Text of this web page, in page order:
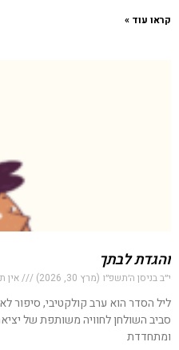
קראו עוד »
והגדת לבתך
י״ב בניסן ה׳תשפ״ו (מרץ 30, 2026) אין
ליל הסדר הוא ערב קולקטיבי,
סביב השולחן לחוויה משותפת של
ומתחדדת